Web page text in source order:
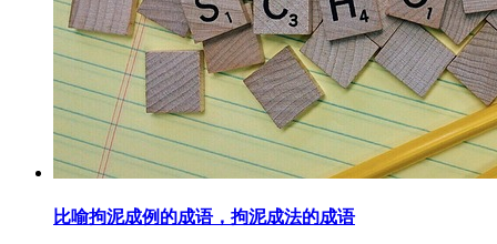
比喻拘泥成例的成语，拘泥成法的成语